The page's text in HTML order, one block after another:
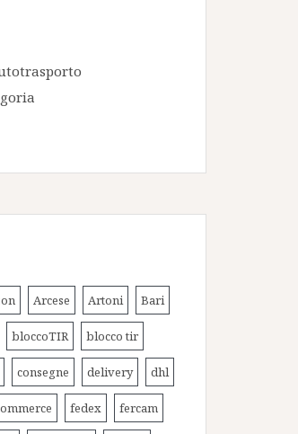
Arcese Artoni Bari
bloccoTIR blocco tir
consegne delivery dhl
fedex fercam